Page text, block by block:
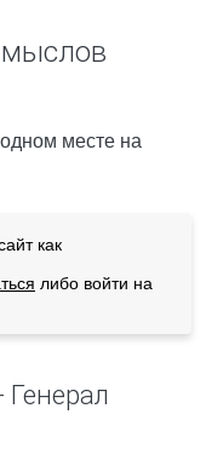
месте на
как
либо войти на